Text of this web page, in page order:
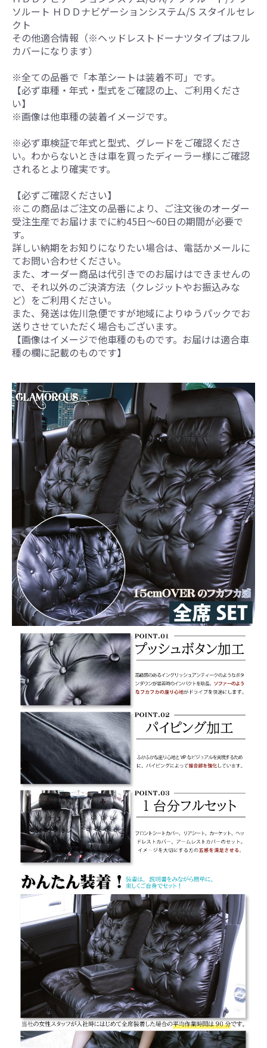
ソルート ＨＤＤナビゲーションシステム/S スタイルセレ
クト
その他適合情報（※ヘッドレストドーナツタイプはフル
カバーになります）
※全ての品番で「本革シートは装着不可」です。
【必ず車種・年式・型式をご確認の上、ご利用くださ
い】
※画像は他車種の装着イメージです。
※必ず車検証で年式と型式、グレードをご確認くださ
い。わからないときは車を買ったディーラー様にご確認
されるとより確実です。
【必ずご確認ください】
※この商品はご注文の品番により、ご注文後のオーダー
受注生産でお届けまでに約45日～60日の期間が必要で
す。
詳しい納期をお知りになりたい場合は、電話かメールに
てお問い合わせください。
また、オーダー商品は代引きでのお届けはできませんの
で、それ以外のご決済方法（クレジットやお振込みな
ど）をご利用ください。
また、発送は佐川急便ですが地域によりゆうパックでお
送りさせていただく場合もございます。
【画像はイメージで他車種のものです。お届けは適合車
種の欄に記載のものです】